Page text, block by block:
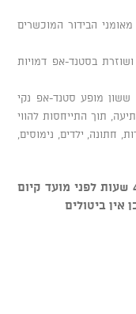
הבידור המוכשרים
בסטנד-אפ דמויות
ששון מופע סטנד-אפ נקי
תוך התייחסות להווי
חתונה, ילדים, נימוסים,
ניתן לבטל כרטיסים עד טווח זמן של 48 שעות לפני מועד קיום